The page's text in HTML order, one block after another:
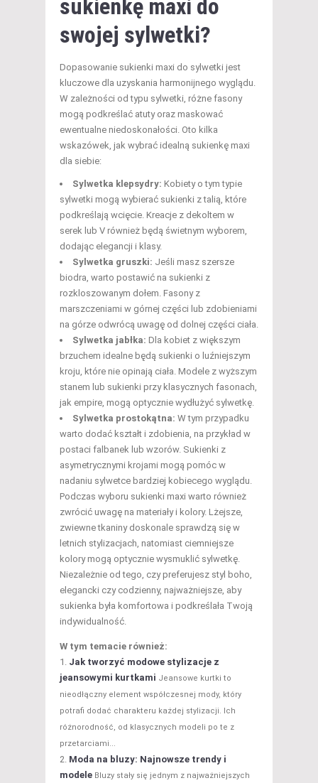
sukienkę maxi do
swojej sylwetki?
Dopasowanie sukienki maxi do sylwetki jest
kluczowe dla uzyskania harmonijnego wyglądu.
W zależności od typu sylwetki, różne fasony
mogą podkreślać atuty oraz maskować
ewentualne niedoskonałości. Oto kilka
wskazówek, jak wybrać idealną sukienkę maxi
dla siebie:
Sylwetka klepsydry: Kobiety o tym typie
sylwetki mogą wybierać sukienki z talią, które
podkreślają wcięcie. Kreacje z dekoltem w
serek lub V również będą świetnym wyborem,
dodając elegancji i klasy.
Sylwetka gruszki: Jeśli masz szersze
biodra, warto postawić na sukienki z
rozkloszowanym dołem. Fasony z
marszczeniami w górnej części lub zdobieniami
na górze odwrócą uwagę od dolnej części ciała.
Sylwetka jabłka: Dla kobiet z większym
brzuchem idealne będą sukienki o luźniejszym
kroju, które nie opinają ciała. Modele z wyższym
stanem lub sukienki przy klasycznych fasonach,
jak empire, mogą optycznie wydłużyć sylwetkę.
Sylwetka prostokątna: W tym przypadku
warto dodać kształt i zdobienia, na przykład w
postaci falbanek lub wzorów. Sukienki z
asymetrycznymi krojami mogą pomóc w
nadaniu sylwetce bardziej kobiecego wyglądu.
Podczas wyboru sukienki maxi warto również
zwrócić uwagę na materiały i kolory. Lżejsze,
zwiewne tkaniny doskonale sprawdzą się w
letnich stylizacjach, natomiast ciemniejsze
kolory mogą optycznie wysmuklić sylwetkę.
Niezależnie od tego, czy preferujesz styl boho,
elegancki czy codzienny, najważniejsze, aby
sukienka była komfortowa i podkreślała Twoją
indywidualność.
W tym temacie również:
Jak tworzyć modowe stylizacje z
jeansowymi kurtkami Jeansowe kurtki to
nieodłączny element współczesnej mody, który
potrafi dodać charakteru każdej stylizacji. Ich
różnorodność, od klasycznych modeli po te z
przetarciami...
Moda na bluzy: Najnowsze trendy i
modele Bluzy stały się jednym z najważniejszych